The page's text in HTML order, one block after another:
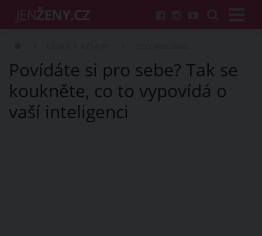
Povídáte si pro sebe? Tak se
koukněte, co to vypovídá o
vaší inteligenci